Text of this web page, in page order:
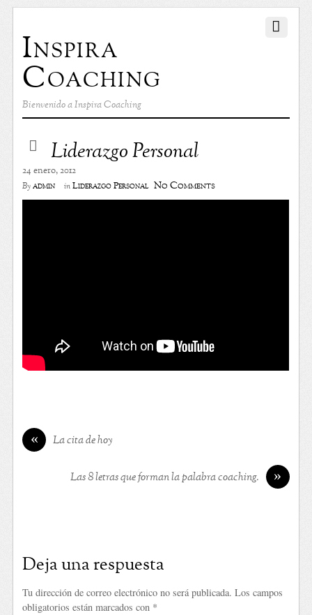
Inspira
Coaching
Bienvenido a Inspira Coaching
Liderazgo Personal
24 enero, 2012
Byadmin inLiderazgo Personal No Comments
« La cita de hoy
»
Las 8 letras que forman la palabra coaching.
Deja una respuesta
Tu dirección de correo electrónico no será publicada. Los campos
obligatorios están marcados con *